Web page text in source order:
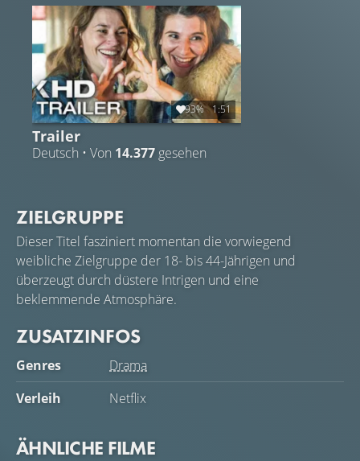
Denn wie unterschiedlich sie auch alle glauben zu sein,
zieht es sie doch immer wieder zueinander zurück.
93% 1:51
Trailer
Deutsch • Von 14.377 gesehen
ZIELGRUPPE
Dieser Titel fasziniert momentan die vorwiegend
weibliche Zielgruppe der 18- bis 44-Jährigen und
überzeugt durch düstere Intrigen und eine
beklemmende Atmosphäre.
ZUSATZINFOS
Genres
Drama
Verleih
Netflix
ÄHNLICHE FILME